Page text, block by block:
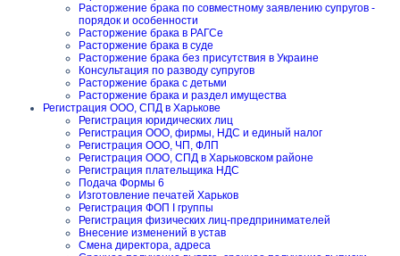
Расторжение брака по совместному заявлению супругов -
порядок и особенности
Расторжение брака в РАГСе
Расторжение брака в суде
Расторжение брака без присутствия в Украине
Консультация по разводу супругов
Расторжение брака с детьми
Расторжение брака и раздел имущества
Регистрация ООО, СПД в Харькове
Регистрация юридических лиц
Регистрация ООО, фирмы, НДС и единый налог
Регистрация ООО, ЧП, ФЛП
Регистрация ООО, СПД в Харьковском районе
Регистрация плательщика НДС
Подача Формы 6
Изготовление печатей Харьков
Регистрация ФОП I группы
Регистрация физических лиц-предпринимателей
Внесение изменений в устав
Смена директора, адреса